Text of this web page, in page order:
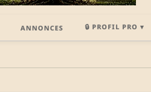
ANNONCES 🔒 PROFIL PRO ▾